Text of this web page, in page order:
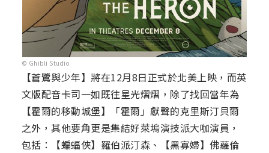
© Ghibli Studio
【蒼鷺與少年】將在12月8日正式於北美上映，而英
文版配音卡司一如既往星光熠熠，除了找回當年為
【霍爾的移動城堡】「霍爾」獻聲的克里斯汀貝爾
之外，其他要角更是集結好萊塢演技派大咖演員，
包括：【蝙蝠俠】羅伯派汀森、【黑寡婦】佛蘿倫